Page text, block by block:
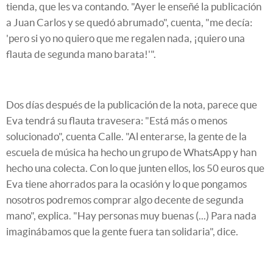
tienda, que les va contando. "Ayer le enseñé la publicación
a Juan Carlos y se quedó abrumado", cuenta, "me decía:
'pero si yo no quiero que me regalen nada, ¡quiero una
flauta de segunda mano barata!'".
Dos días después de la publicación de la nota, parece que
Eva tendrá su flauta travesera: "Está más o menos
solucionado", cuenta Calle. "Al enterarse, la gente de la
escuela de música ha hecho un grupo de WhatsApp y han
hecho una colecta. Con lo que junten ellos, los 50 euros que
Eva tiene ahorrados para la ocasión y lo que pongamos
nosotros podremos comprar algo decente de segunda
mano", explica. "Hay personas muy buenas (...) Para nada
imaginábamos que la gente fuera tan solidaria", dice.